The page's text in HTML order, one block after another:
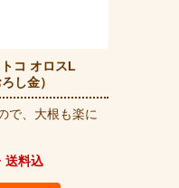
コ オロスL
し金）
で、大根も楽に
送料込